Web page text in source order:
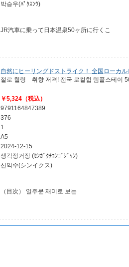
박승우(ﾊﾟｸｽﾝｳ)
JR汽車に乗って日本温泉50ヶ所に行くこ
自然にヒーリングドストライク！ 全国ローカ
절로 힐링 취향 저격! 전국 로컬힙 템플스테이
￥5,324（税込）
9791164847389
376
1
A5
2024-12-15
생각정거장 (ｾﾝｶﾞｸﾁｮﾝｺﾞｼﾞｬﾝ)
신익수(シンイクス)
（目次） 일주문 재미로 보는